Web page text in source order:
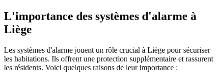
L'importance des systèmes d'alarme à
Liège
Les systèmes d'alarme jouent un rôle crucial à Liège pour sécuriser
les habitations. Ils offrent une protection supplémentaire et rassurent
les résidents. Voici quelques raisons de leur importance :